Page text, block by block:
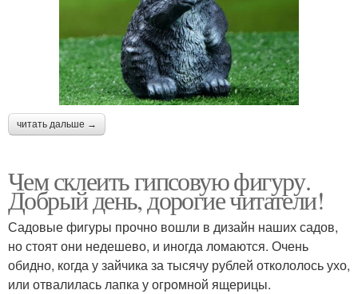
читать дальше →
Чем склеить гипсовую фигуру.
Добрый день, дорогие читатели!
Садовые фигуры прочно вошли в дизайн наших садов,
но стоят они недешево, и иногда ломаются. Очень
обидно, когда у зайчика за тысячу рублей откололось ухо,
или отвалилась лапка у огромной ящерицы.